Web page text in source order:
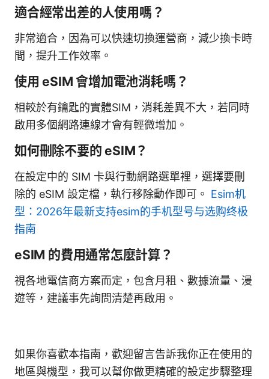
適合經常出差的人使用嗎？
非常適合，因為可以快速切換運營商，減少換卡時
間，提升工作效率。
使用 eSIM 會增加電池消耗嗎？
相較於有鑰匙的實體SIM，消耗差異不大，若同時
啟用多個網路連線才會有輕微增加。
如何刪除不要的 eSIM？
在設定中的 SIM 卡與行動網路選單裡，選擇要刪
除的 eSIM 設定檔，執行移除動作即可。 Esim机
型：2026年最新支持esim的手机型号与选购终极
指南
eSIM 的費用通常怎麼計算？
視各地電信商方案而定，包含月租、數據流量、漫
遊等，建議事先詢問清楚再啟用。
如果你喜歡本指南，歡迎留言告訴我你正在使用的
地區與機型，我可以幫你做更精確的設定步驟整理